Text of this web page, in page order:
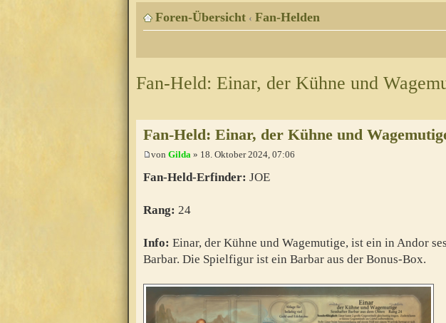
Foren-Übersicht ‹ Fan-Helden
Fan-Held: Einar, der Kühne und
Fan-Held: Einar, der Kühne und
von Gilda » 18. Oktober 2024, 07:06
Fan-Held-Erfinder: JOE
Rang: 24
Info: Einar, der Kühne und Wagemutige, ist ein in Andor
Barbar. Die Spielfigur ist ein Barbar aus der Bonus-Box.